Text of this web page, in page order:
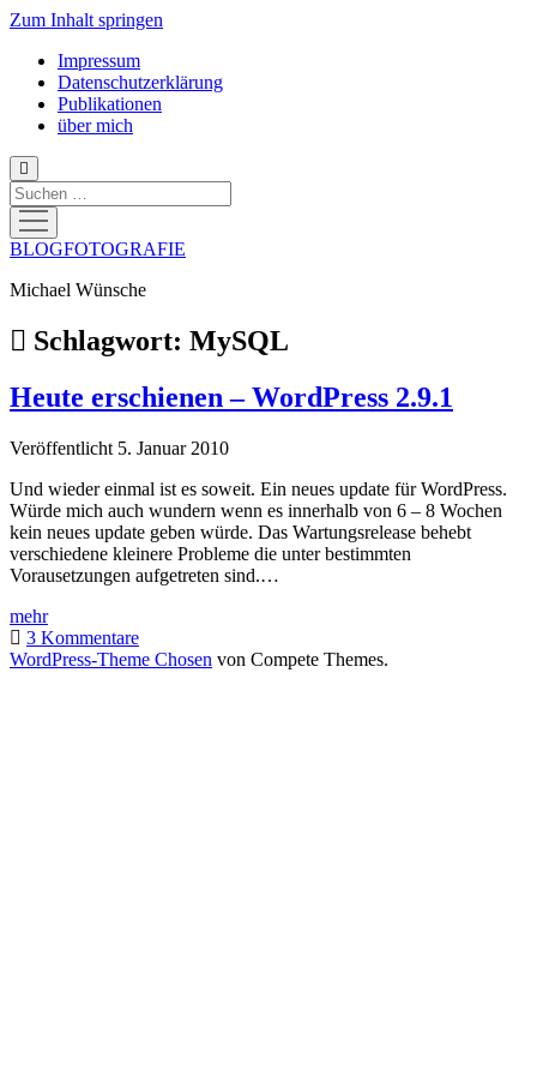
Zum Inhalt springen
Impressum
Datenschutzerklärung
Publikationen
über mich
Suchen
Menü
öffnen
BLOGFOTOGRAFIE
Michael Wünsche
Schlagwort: MySQL
Heute erschienen – WordPress 2.9.1
Veröffentlicht 5. Januar 2010
Und wieder einmal ist es soweit. Ein neues update für WordPress.
Würde mich auch wundern wenn es innerhalb von 6 – 8 Wochen
kein neues update geben würde. Das Wartungsrelease behebt
verschiedene kleinere Probleme die unter bestimmten
Vorausetzungen aufgetreten sind.…
mehrHeute
erschienen
–
3 Kommentare
WordPress-Theme Chosen von Compete Themes.